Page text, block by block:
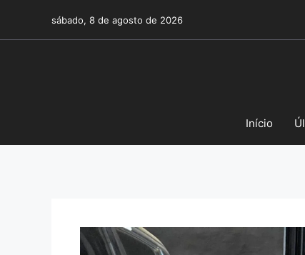
o
sábado, 8 de agosto de 2026
Início